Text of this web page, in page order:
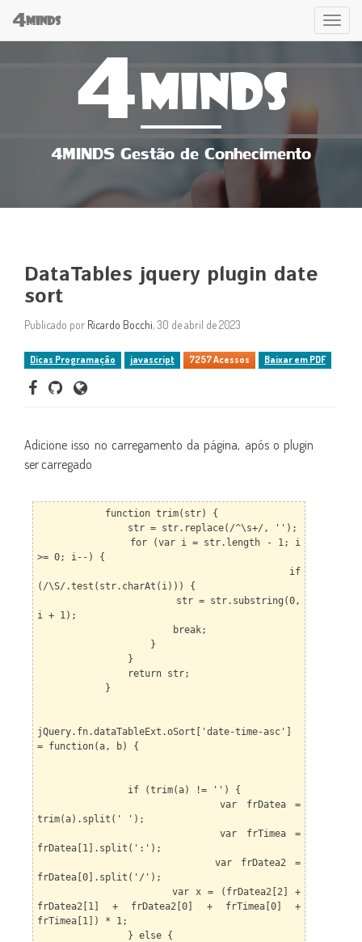
4MINDS 4MINDS
4MINDS Gestão de Conhecimento
DataTables jquery plugin date
sort
Publicado por Ricardo Bocchi, 30 de abril de 2023
Dicas Programação javascript 7257 Acessos Baixar em PDF
Adicione isso no carregamento da página, após o plugin
ser carregado
function trim(str) {
str = str.replace(/^\s+/, '');
for (var i = str.length - 1; i
>= 0; i--) {
if
(/\S/.test(str.charAt(i))) {
str = str.substring(0,
i + 1);
break;
}
}
return str;
}
jQuery.fn.dataTableExt.oSort['date-time-asc']
= function(a, b) {
if (trim(a) != '') {
var frDatea =
trim(a).split(' ');
var frTimea =
frDatea[1].split(':');
var frDatea2 =
frDatea[0].split('/');
var x = (frDatea2[2] +
frDatea2[1] + frDatea2[0] + frTimea[0] +
frTimea[1]) * 1;
} else {